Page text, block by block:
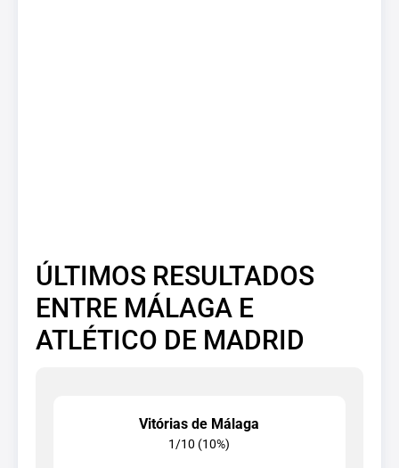
ÚLTIMOS RESULTADOS
ENTRE MÁLAGA E
ATLÉTICO DE MADRID
Vitórias de Málaga
1/10 (10%)